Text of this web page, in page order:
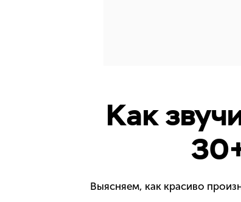
Как
Выясняем, как красиво